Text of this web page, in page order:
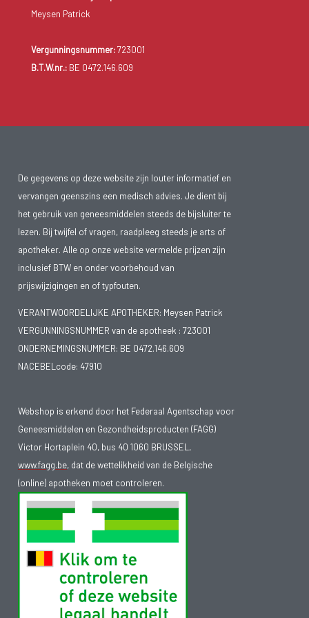
kun je verstopping in veel gevallen voorkomen.
oor en neus open en verminderen zo de druk op het oor. Dit
kan oorpijn verlichten. Deze neusdruppels of -spray kunnen
Overleg altijd met je apotheker welke producten in je situatie
Nog eenpaar handige tips:
Bewaar geneesmiddelen altijd in je handbagage. Je hebt ze
dan altijd bij de hand en het voorkomt problemen als er
onverhoopt een tas of koffer zoek raakt.
• Leg geneesmiddelen nooit op de hoedenplank of in het
geneesmiddelen te beschermen tegen grote
temperatuurschommelingen. Let vooral op bij zetpillen en
vloeistoffen. Die bederven snel en moeten dus koel bewaard
• Stel je bij aankomst op de hoogte waar je in geval van nood
terecht kunt voor medische hulp. Het internationaal
noodoproepnummer is 112.
Meysen Patrick
Vergunningsnummer:723001
B.T.W.nr.:BE 0472.146.609
De gegevens op deze website zijn louter informatief en
vervangen geenszins een medisch advies. Je dient bij
het gebruik van geneesmiddelen steeds de bijsluiter te
lezen. Bij twijfel of vragen, raadpleeg steeds je arts of
apotheker. Alle op onze website vermelde prijzen zijn
inclusief BTW en onder voorbehoud van
prijswijzigingen en of typfouten.
VERANTWOORDELIJKE APOTHEKER: Meysen Patrick
VERGUNNINGSNUMMER van de apotheek : 723001
ONDERNEMINGSNUMMER: BE 0472.146.609
NACEBELcode: 47910
Webshop is erkend door het Federaal Agentschap voor
Geneesmiddelen en Gezondheidsproducten (FAGG)
Victor Hortaplein 40, bus 40 1060 BRUSSEL,
www.fagg.be, dat de wettelikheid van de Belgische
(online) apotheken moet controleren.